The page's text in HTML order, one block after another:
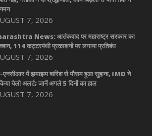
7, 2026
News: आतंकवाद पर महाराष्ट्र सरकार का
114 कट्टरपंथी प्रकाशनों पर लगाया प्रतिबंध
7, 2026
एनसीआर में झमाझम बारिश से मौसम हुआ सुहाना, IMD ने
येलो अलर्ट; जानें अगले 5 दिनों का हाल
7, 2026